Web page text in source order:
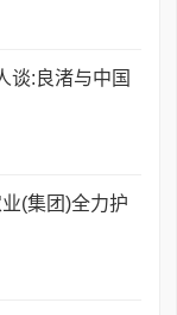
谈:良渚与中国
(集团)全力护